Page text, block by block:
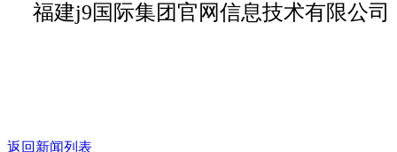
福建j9国际集团官网信息技术有限公司
返回新闻列表